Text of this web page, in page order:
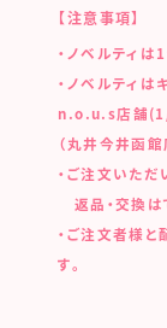
【注意事項】
・ノベルティは
・ノベルティは
n.o.u.s店舗
（丸井今井函
・ご注文いただ
返品・交換は
・ご注文者様
す。